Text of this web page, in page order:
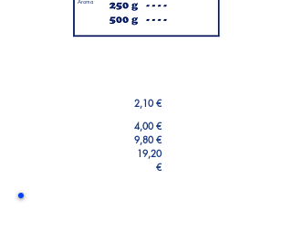
Aroma
2,10 €
4,00 €
9,80 €
19,20
€